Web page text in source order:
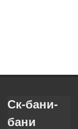
Ск-бани-
бани